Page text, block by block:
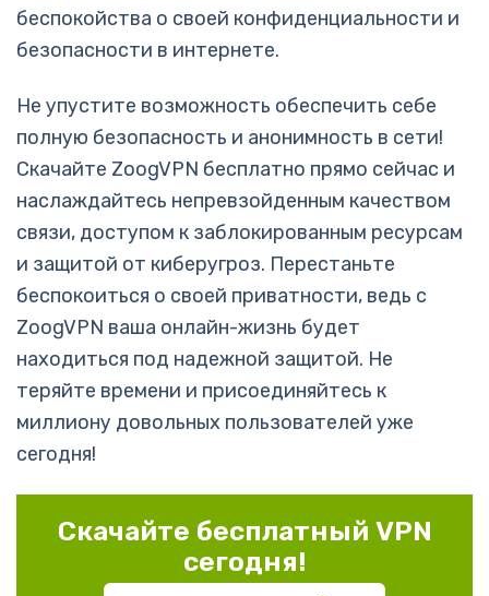
беспокойства о своей конфиденциальности и
безопасности в интернете.
Не упустите возможность обеспечить себе
полную безопасность и анонимность в сети!
Скачайте ZoogVPN бесплатно прямо сейчас и
наслаждайтесь непревзойденным качеством
связи, доступом к заблокированным ресурсам
и защитой от киберугроз. Перестаньте
беспокоиться о своей приватности, ведь с
ZoogVPN ваша онлайн-жизнь будет
находиться под надежной защитой. Не
теряйте времени и присоединяйтесь к
миллиону довольных пользователей уже
сегодня!
Скачайте бесплатный VPN
сегодня!